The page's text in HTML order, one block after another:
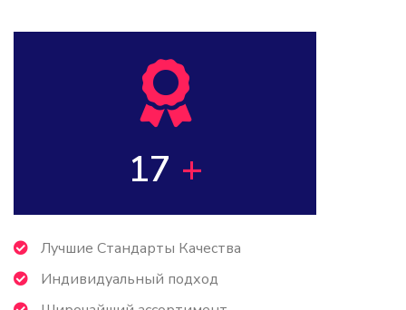
17 +
Лучшие Стандарты Качества
Индивидуальный подход